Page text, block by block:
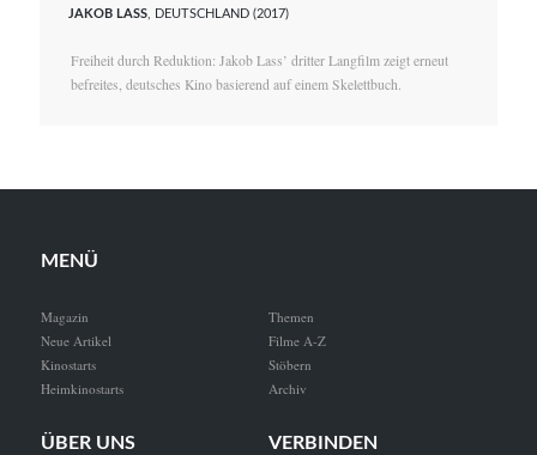
JAKOB LASS, DEUTSCHLAND (2017)
Freiheit durch Reduktion: Jakob Lass’ dritter Langfilm zeigt erneut
befreites, deutsches Kino basierend auf einem Skelettbuch.
MENÜ
Magazin
Neue Artikel
Kinostarts
Heimkinostarts
Themen
Filme A-Z
Stöbern
Archiv
ÜBER UNS VERBINDEN